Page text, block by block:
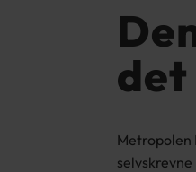
det
Metropolen